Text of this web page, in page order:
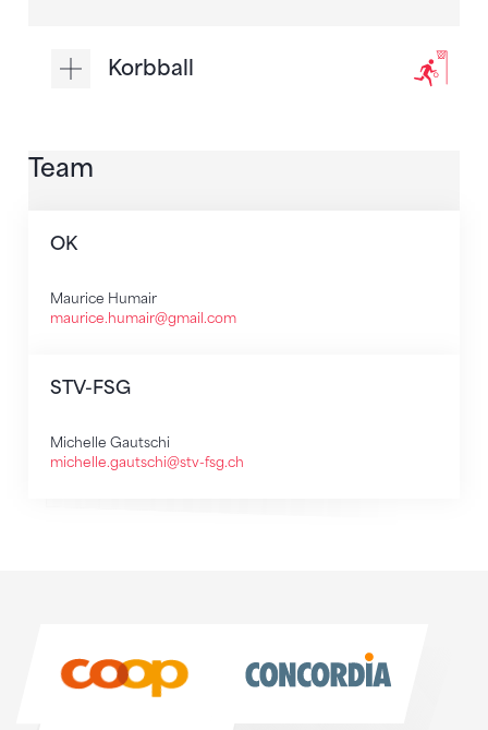
Korbball
Team
OK
Maurice Humair
maurice.humair@gmail.com
STV-FSG
Michelle Gautschi
michelle.gautschi@stv-fsg.ch